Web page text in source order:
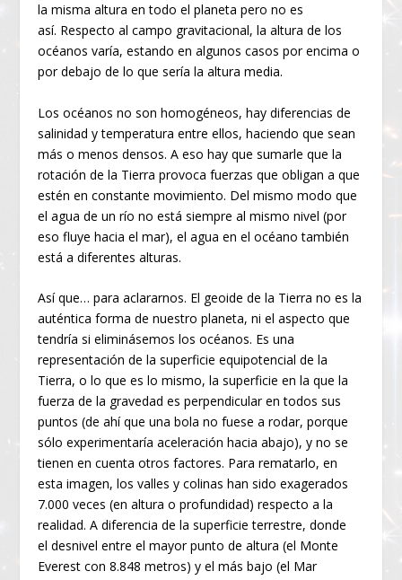
la misma altura en todo el planeta pero no es
así. Respecto al campo gravitacional, la altura de los
océanos varía, estando en algunos casos por encima o
por debajo de lo que sería la altura media.
Los océanos no son homogéneos, hay diferencias de
salinidad y temperatura entre ellos, haciendo que sean
más o menos densos. A eso hay que sumarle que la
rotación de la Tierra provoca fuerzas que obligan a que
estén en constante movimiento. Del mismo modo que
el agua de un río no está siempre al mismo nivel (por
eso fluye hacia el mar), el agua en el océano también
está a diferentes alturas.
Así que… para aclararnos. El geoide de la Tierra no es la
auténtica forma de nuestro planeta, ni el aspecto que
tendría si eliminásemos los océanos. Es una
representación de la superficie equipotencial de la
Tierra, o lo que es lo mismo, la superficie en la que la
fuerza de la gravedad es perpendicular en todos sus
puntos (de ahí que una bola no fuese a rodar, porque
sólo experimentaría aceleración hacia abajo), y no se
tienen en cuenta otros factores. Para rematarlo, en
esta imagen, los valles y colinas han sido exagerados
7.000 veces (en altura o profundidad) respecto a la
realidad. A diferencia de la superficie terrestre, donde
el desnivel entre el mayor punto de altura (el Monte
Everest con 8.848 metros) y el más bajo (el Mar